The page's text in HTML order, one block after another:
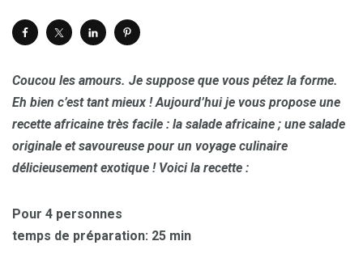
Coucou les amours. Je suppose que vous pétez la forme.
Eh bien c’est tant mieux !Aujourd’hui je vous propose une
recette africaine très facile : la salade africaine ; une salade
originale et savoureuse pour un voyage culinaire
délicieusement exotique ! Voici la recette :
Pour 4 personnes
temps de préparation: 25 min